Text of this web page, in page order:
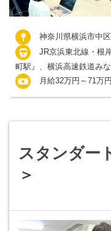
神奈川県横浜市中
JR京浜東北線・根
町駅』、横浜高速鉄道み
月給32万円～71万
スタンダー
＞